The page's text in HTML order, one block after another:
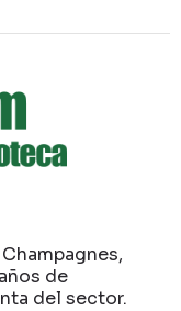
de
del sector.